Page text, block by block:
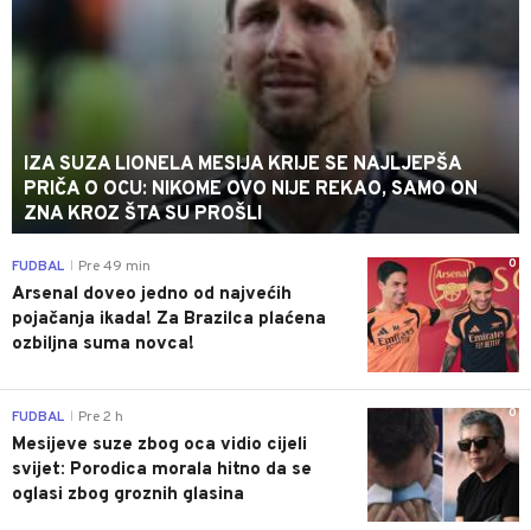
IZA SUZA LIONELA MESIJA KRIJE SE NAJLJEPŠA
PRIČA O OCU: NIKOME OVO NIJE REKAO, SAMO ON
ZNA KROZ ŠTA SU PROŠLI
0
FUDBAL Pre 49 min
Arsenal doveo jedno od najvećih
pojačanja ikada! Za Brazilca plaćena
ozbiljna suma novca!
0
FUDBAL Pre 2 h
Mesijeve suze zbog oca vidio cijeli
svijet: Porodica morala hitno da se
oglasi zbog groznih glasina